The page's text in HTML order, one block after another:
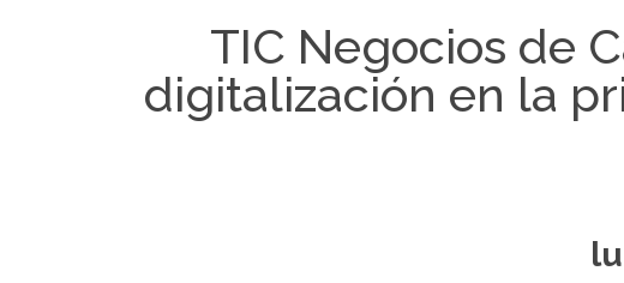
TIC Negocios de
digitalización en la